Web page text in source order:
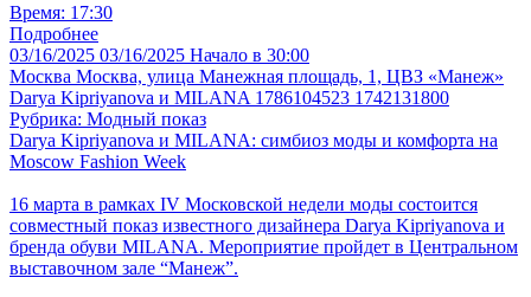
Время: 17:30
Подробнее
03/16/2025 03/16/2025 Начало в 30:00
Москва Москва, улица Манежная площадь, 1, ЦВЗ «Манеж»
Darya Kipriyanova и MILANA 1786104523 1742131800
Рубрика: Модный показ
Darya Kipriyanova и MILANA: симбиоз моды и комфорта на
Moscow Fashion Week
16 марта в рамках IV Московской недели моды состоится
совместный показ известного дизайнера Darya Kipriyanova и
бренда обуви MILANA. Мероприятие пройдет в Центральном
выставочном зале “Манеж”.